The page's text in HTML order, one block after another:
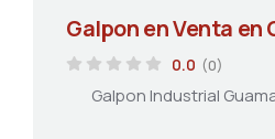
Galpon en Venta en
0.0 (0)
Galpon Industrial